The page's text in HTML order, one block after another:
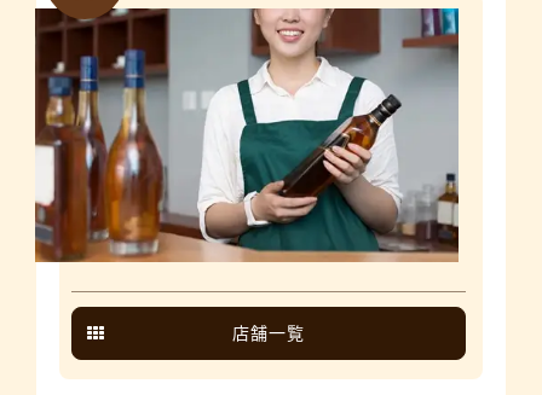
店舗一覧